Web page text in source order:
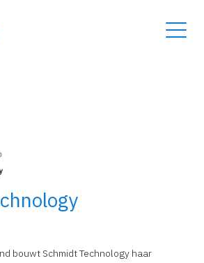
bouwt Schmidt Technology haar